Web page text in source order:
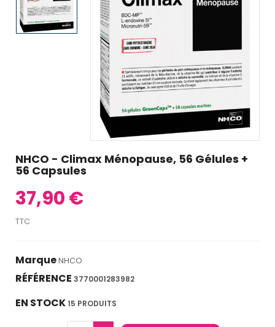
NHCO - Climax Ménopause, 56 Gélules +
56 Capsules
37,90 €
TTC
MarqueNHCO
RÉFÉRENCE 3770001283982
EN STOCK15 PRODUITS